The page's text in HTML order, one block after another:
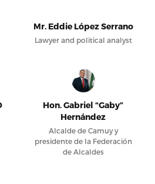
Mr. Eddie López Serrano
Lawyer and political analyst
Hon. Gabriel “Gaby”
Hernández
Alcalde de Camuy y
presidente de la Federación
de Alcaldes